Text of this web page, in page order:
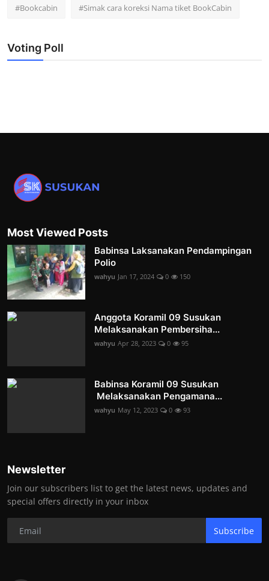
#Bookcabin #Simak cara koreksi Nama tiket BookCabin
Voting Poll
Most Viewed Posts
Babinsa Laksanakan Pendampingan
Polio
wahyu Jan 17, 2024 0 150
Anggota Koramil 09 Susukan
Melaksanakan Pembersiha...
wahyu Apr 28, 2023 0 95
Babinsa Koramil 09 Susukan
Melaksanakan Pengamana...
wahyu May 12, 2023 0 93
Newsletter
Join our subscribers list to get the latest news, updates and
special offers directly in your inbox
Subscribe